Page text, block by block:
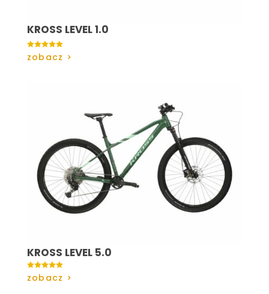
KROSS LEVEL 1.0

zobacz >
KROSS LEVEL 5.0

zobacz >